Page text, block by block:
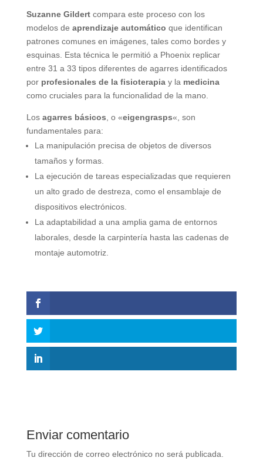
Suzanne Gildertcompara este proceso con los
modelos de aprendizaje automático que identifican
patrones comunes en imágenes, tales como bordes y
esquinas. Esta técnica le permitió a Phoenix replicar
entre 31 a 33 tipos diferentes de agarres identificados
por profesionales de la fisioterapiay la medicina
como cruciales para la funcionalidad de la mano.
Los agarres básicos , o «eigengrasps«, son
fundamentales para:
La manipulación precisa de objetos de diversos
tamaños y formas.
La ejecución de tareas especializadas que requieren
un alto grado de destreza, como el ensamblaje de
dispositivos electrónicos.
La adaptabilidad a una amplia gama de entornos
laborales, desde la carpintería hasta las cadenas de
montaje automotriz.
Enviar comentario
Tu dirección de correo electrónico no será publicada.